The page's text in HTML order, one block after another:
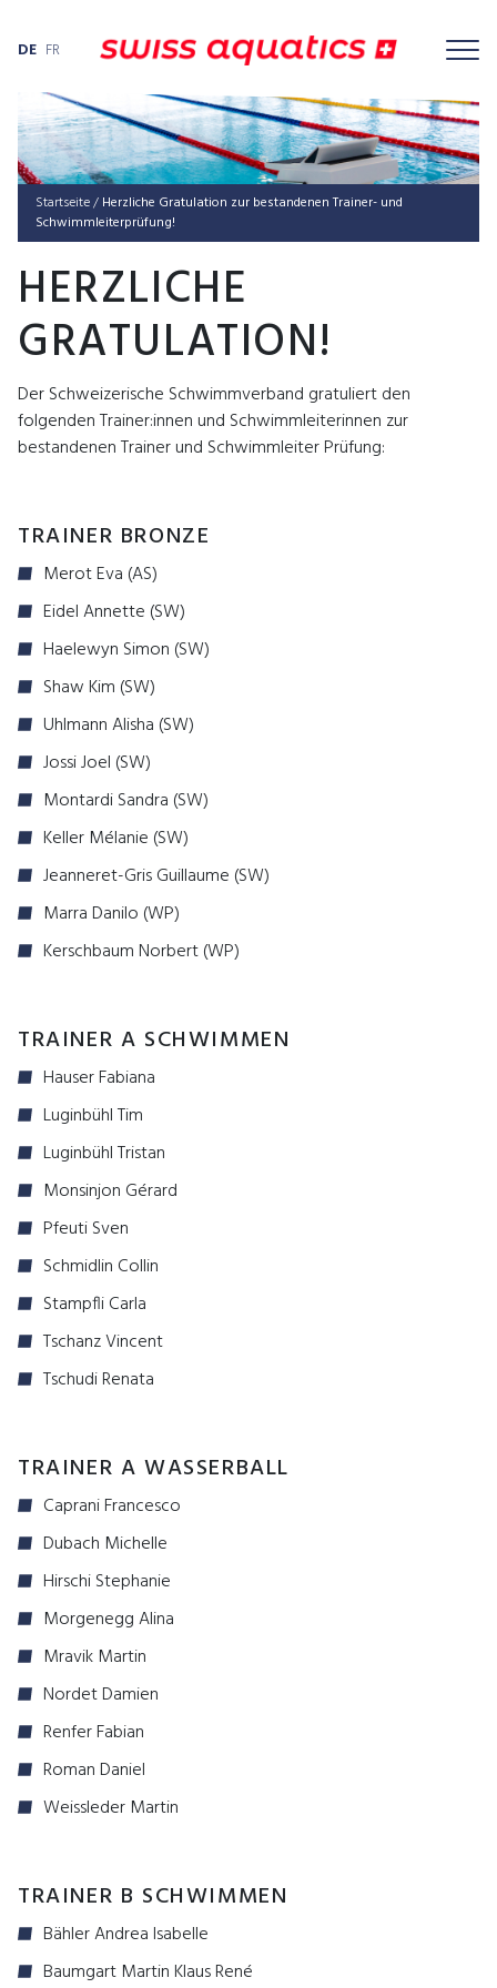
DE FR
Startseite/ Herzliche Gratulation zur bestandenen Trainer- und
Schwimmleiterprüfung!
HERZLICHE
GRATULATION!
Der Schweizerische Schwimmverband gratuliert den
folgenden Trainer:innen und Schwimmleiterinnen zur
bestandenen Trainer und Schwimmleiter Prüfung:
TRAINER BRONZE
Merot Eva (AS)
Eidel Annette (SW)
Haelewyn Simon (SW)
Shaw Kim (SW)
Uhlmann Alisha (SW)
Jossi Joel (SW)
Montardi Sandra (SW)
Keller Mélanie (SW)
Jeanneret-Gris Guillaume (SW)
Marra Danilo (WP)
Kerschbaum Norbert (WP)
TRAINER A SCHWIMMEN
Hauser Fabiana
Luginbühl Tim
Luginbühl Tristan
Monsinjon Gérard
Pfeuti Sven
Schmidlin Collin
Stampfli Carla
Tschanz Vincent
Tschudi Renata
TRAINER A WASSERBALL
Caprani Francesco
Dubach Michelle
Hirschi Stephanie
Morgenegg Alina
Mravik Martin
Nordet Damien
Renfer Fabian
Roman Daniel
Weissleder Martin
TRAINER B SCHWIMMEN
Bähler Andrea Isabelle
Baumgart Martin Klaus René